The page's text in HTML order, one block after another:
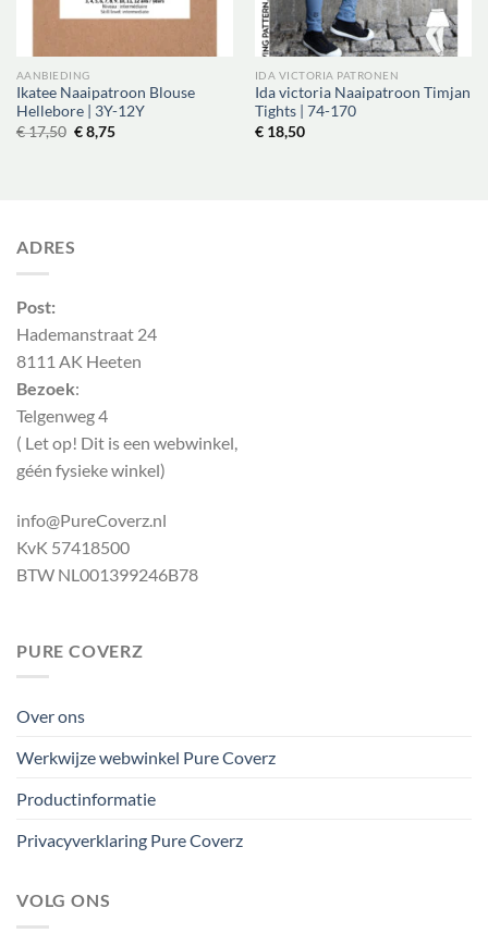
AANBIEDING
Ikatee Naaipatroon Blouse
Hellebore | 3Y-12Y
€17,50 Oorspronkelijke
prijs
€8,75Huidige
IDA VICTORIA PATRONEN
Ida victoria Naaipatroon Timjan
Tights | 74-170
€18,50
ADRES
Post:
Hademanstraat 24
8111 AK Heeten
Bezoek:
Telgenweg 4
( Let op! Dit is een webwinkel,
géén fysieke winkel)
info@PureCoverz.nl
KvK 57418500
BTW NL001399246B78
PURE COVERZ
Over ons
Werkwijze webwinkel Pure Coverz
Productinformatie
Privacyverklaring Pure Coverz
VOLG ONS